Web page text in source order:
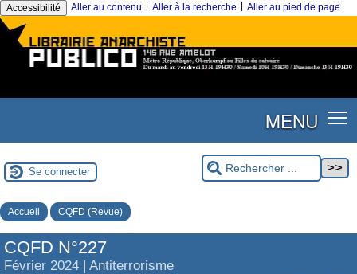
Accessibilité Aller au contenu Aller à la recherche Aller au pied de page
MENU
Se connecter
Accueil CQFD (Revue)
CQFD N°227
Février 2024 | Antiterrorisme